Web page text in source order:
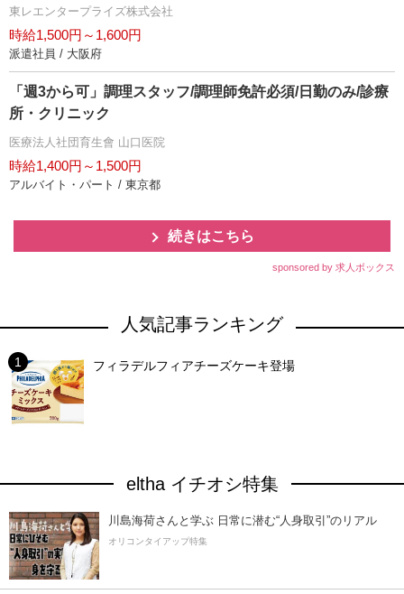
東レエンタープライズ株式会社
時給1,500円～1,600円
派遣社員 / 大阪府
「週3から可」調理スタッフ/調理師免許必須/日勤のみ/診療
所・クリニック
医療法人社団育生會 山口医院
時給1,400円～1,500円
アルバイト・パート / 東京都
続きはこちら
sponsored by 求人ボックス
人気記事ランキング
フィラデルフィアチーズケーキ登場
eltha イチオシ特集
川島海荷さんと学ぶ 日常に潜む“人身取引”のリアル
オリコンタイアップ特集